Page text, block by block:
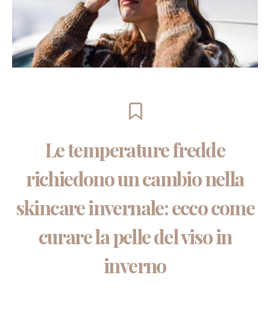
Le temperature fredde
richiedono un cambio nella
skincare invernale: ecco come
curare la pelle del viso in
inverno